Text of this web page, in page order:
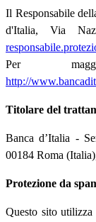
Il Responsabile
d'Italia, Via
Per
http://
Titolare del
Banca d’Italia -
00184 Roma
Protezione da
Questo sito utilizza